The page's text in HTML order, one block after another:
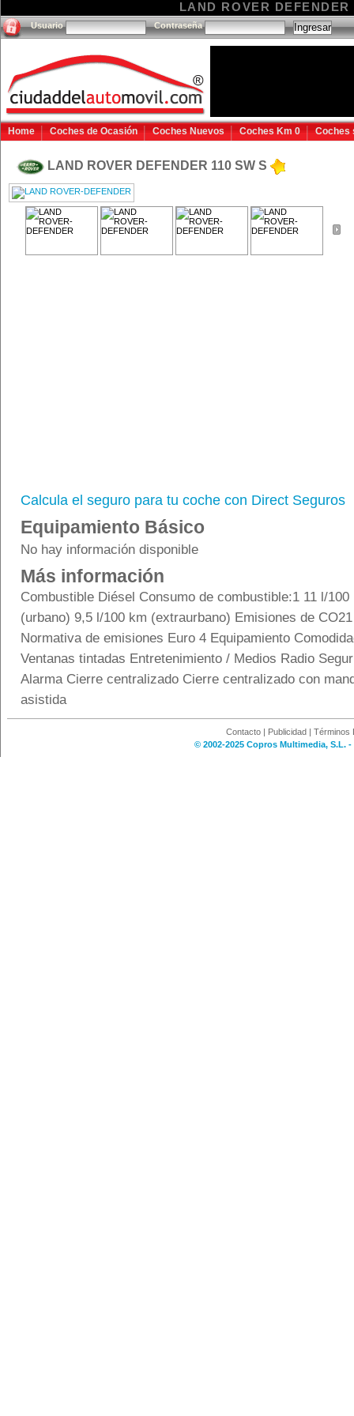
LAND ROVER
Usuario Contraseña
Home Coches de Ocasión Coches Nuevos Coches Km 0 Coches
LAND ROVER DEFENDER 110 SW S
Calcula el seguro para tu coche con Direct Seguros
Equipamiento Básico
No hay información disponible
Más información
Combustible Diésel Consumo de combustible:1 11 l/
(urbano) 9,5 l/100 km (extraurbano) Emisiones de
Normativa de emisiones Euro 4 Equipamiento
Ventanas tintadas Entretenimiento / Medios Radio
Alarma Cierre centralizado Cierre centralizado con
asistida
Contacto | Publicidad | Términos
© 2002-2025 Copros Multimedia, S.L.